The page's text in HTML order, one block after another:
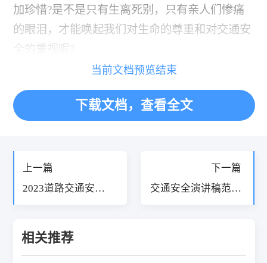
加珍惜?是不是只有生离死别，只有亲人们惨痛
的眼泪，才能唤起我们对生命的尊重和对交通安
全的重视呢?
«
当前文档预览结束
下载文档，查看全文
上一篇
2023道路交通安全
下一篇
交通安全演讲稿范文
相关推荐